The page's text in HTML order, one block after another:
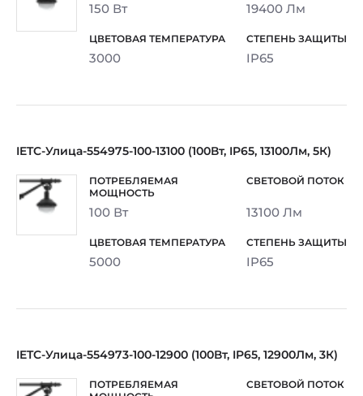
150 Вт 19400 Лм
3000 IP65
IETC-Улица-554975-100-13100 (100Вт, IP65, 13100Лм, 5К)
100 Вт 13100 Лм
5000 IP65
IETC-Улица-554973-100-12900 (100Вт, IP65, 12900Лм, 3К)